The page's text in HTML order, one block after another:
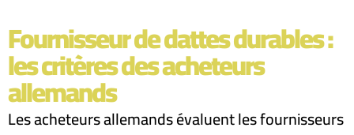
Fournisseur de dattes durables :
les critères des acheteurs
allemands
Les acheteurs allemands évaluent les fournisseurs